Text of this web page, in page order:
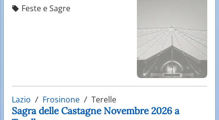
Feste e Sagre
Lazio Frosinone Terelle
Sagra delle Castagne Novembre 2026 a